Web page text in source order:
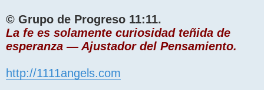
© Grupo de Progreso 11:11.
La fe es solamente curiosidad teñida de
esperanza — Ajustador del Pensamiento.
http://1111angels.com